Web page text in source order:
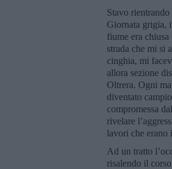
Stavo
Giornata grigia,
fiume era
strada che mi si
cinghia, mi
allora sezione
Oltrera. Ogni
diventato
compromessa
rivelare
lavori che erano
Ad un tratto
risalendo il